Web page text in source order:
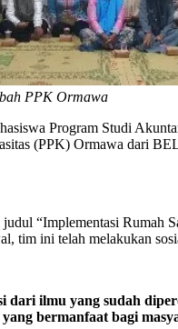
PPK Ormawa
Program Studi
(PPK) Ormawa dari
“Implementasi Rumah
tim ini telah melakukan
dari ilmu yang sudah
bermanfaat bagi